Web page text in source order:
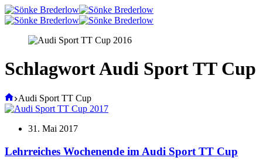
Zum
Inhalt
SchlagwortAudi Sport TT Cup
Start
Audi Sport TT Cup
31. Mai 2017
Lehrreiches Wochenende im Audi Sport TT Cup